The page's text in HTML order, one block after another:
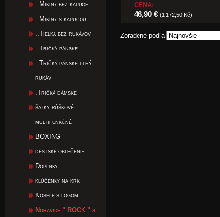
::Mikiny bez kapuce
::Mikiny s kapucou
..Tielka bez rukávov
..Tričká pánske
..Tričká pánske dlhý
rukáv
.Tričká dámske
šatky rúškové
multifunkčné
BOXING
destské oblečenie
Doplnky
kľúčenky na krk
Košele s logom
Nohavice " ROCK " s
CENA:
46,90 € (1 172,50 Kč)
Zoradené podľa